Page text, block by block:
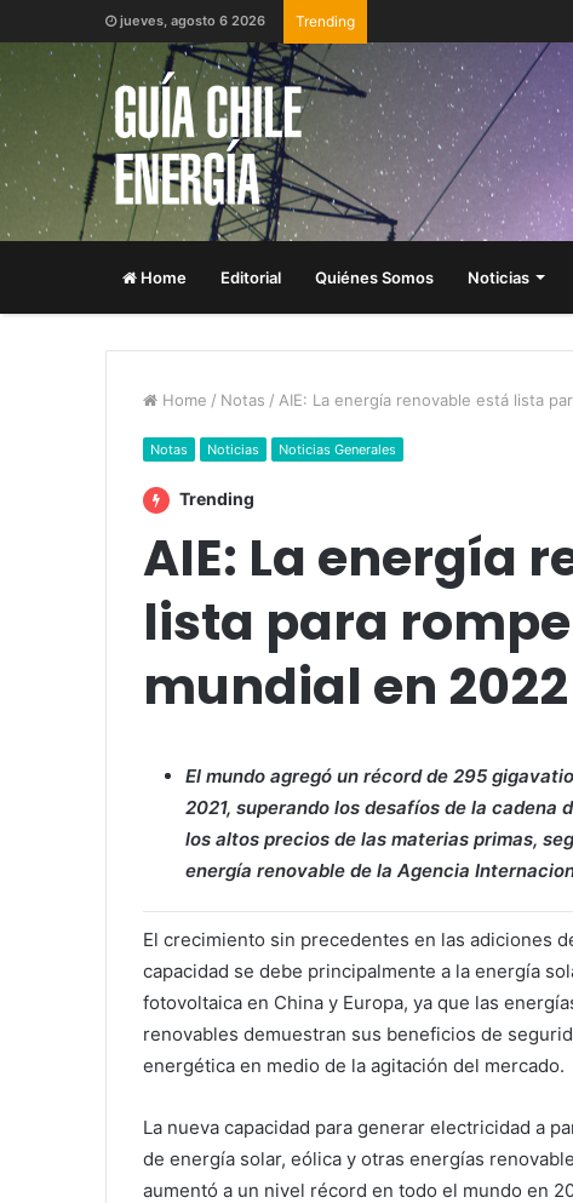
jueves, agosto 6 2026 Trending
Home Editorial Quiénes Somos Noticias
Home / Notas / AIE: La energía renovable está lista
Notas Noticias Noticias Generales
Trending
AIE: La energía
lista para
mundial en 2022
El mundo agregó un récord de 295
2021, superando los desafíos de la
los altos precios de las materias primas,
energía renovable de la Agencia
El crecimiento sin precedentes en las adiciones
capacidad se debe principalmente a la energía
fotovoltaica en China y Europa, ya que las
renovables demuestran sus beneficios de
energética en medio de la agitación del mercado.
La nueva capacidad para generar electricidad a
de energía solar, eólica y otras energías
aumentó a un nivel récord en todo el mundo en